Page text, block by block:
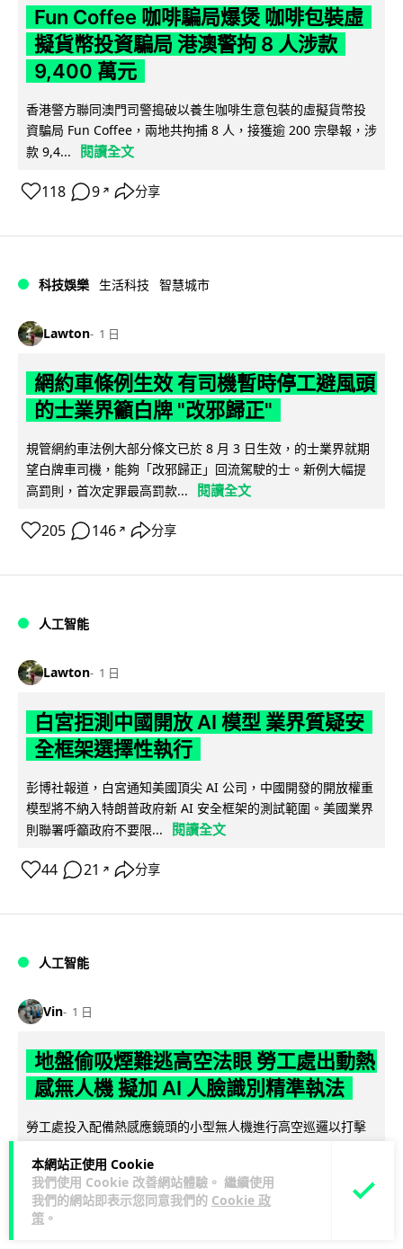
本網站正使用 Cookie
我們使用 Cookie 改善網站體驗。 繼續使用
我們的網站即表示您同意我們的 Cookie 政
策 。
Fun Coffee 咖啡騙局爆煲 咖啡包裝虛
擬貨幣投資騙局 港澳警拘 8 人涉款
9,400 萬元
香港警方聯同澳門司警搗破以養生咖啡生意包裝的虛擬貨幣投
資騙局 Fun Coffee，兩地共拘捕 8 人，接獲逾 200 宗舉報，涉
款 9,4...
閱讀全文
118 9 ↗ 分享
科技娛樂 生活科技 智慧城市
Lawton 1 日
網約車條例生效 有司機暫時停工避風頭
的士業界籲白牌 "改邪歸正"
規管網約車法例大部分條文已於 8 月 3 日生效，的士業界就期
望白牌車司機，能夠「改邪歸正」回流駕駛的士。新例大幅提
高罰則，首次定罪最高罰款...
閱讀全文
205 146 ↗ 分享
人工智能
Lawton 1 日
白宮拒測中國開放 AI 模型 業界質疑安
全框架選擇性執行
彭博社報道，白宮通知美國頂尖 AI 公司，中國開發的開放權重
模型將不納入特朗普政府新 AI 安全框架的測試範圍。美國業界
則聯署呼籲政府不要限...
閱讀全文
44 21 ↗ 分享
人工智能
Vin 1 日
地盤偷吸煙難逃高空法眼 勞工處出動熱
感無人機 擬加 AI 人臉識別精準執法
勞工處投入配備熱感應鏡頭的小型無人機進行高空巡邏以打擊
地盤違例吸煙，並正研究於未來一年內引入 AI 人臉識別與行為
分析功能，結合三大技術進一...
246 56 ↗ 分享